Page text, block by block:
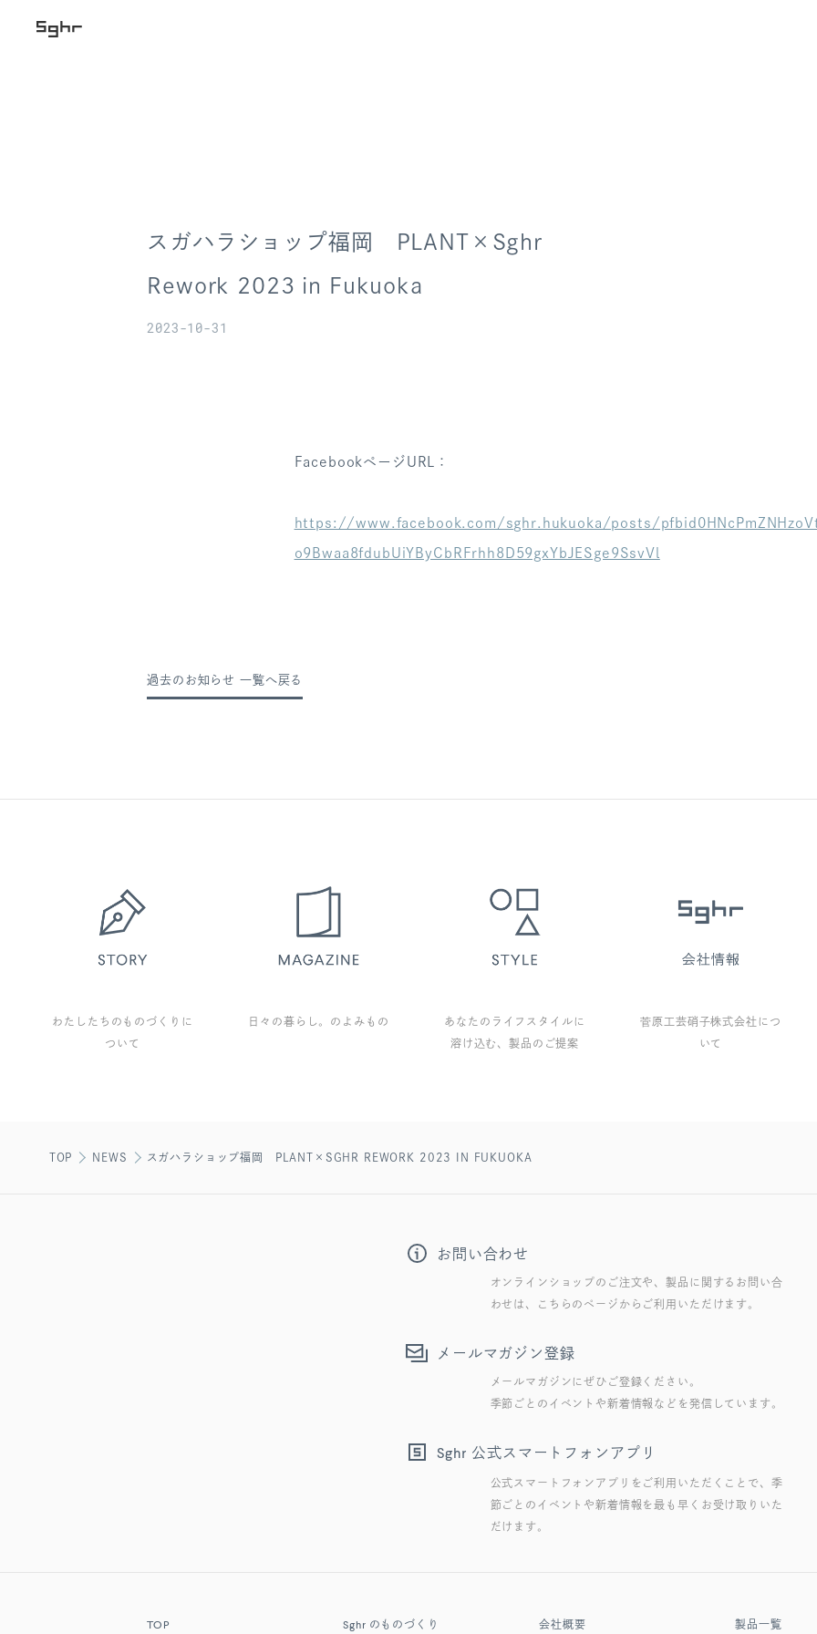
スガハラショップ福岡 PLANT×Sghr
Rework 2023 in Fukuoka
2023-10-31
FacebookページURL：
https://www.facebook.com/sghr.hukuoka/posts/
o9Bwaa8fdubUiYByCbRFrhh8D59gxYbJESge9SsvVl
過去のお知らせ 一覧へ戻る
わたしたちのものづくりに
ついて
日々の暮らし。のよみもの
あなたのライフスタイルに
溶け込む、製品のご提案
菅原工芸硝子株式会社につ
いて
TOP NEWS スガハラショップ福岡 PLANT×SGHR REWORK 2023 IN FUKUOKA
お問い合わせ
オンラインショップのご注文や、製品に関するお問い合
わせは、こちらのページからご利用いただけます。
メールマガジン登録
メールマガジンにぜひご登録ください。
季節ごとのイベントや新着情報などを発信しています。
Sghr 公式スマートフォンアプリ
公式スマートフォンアプリをご利用いただくことで、季
節ごとのイベントや新着情報を最も早くお受け取りいた
だけます。
TOP Sghr のものづくり 会社概要 製品一覧